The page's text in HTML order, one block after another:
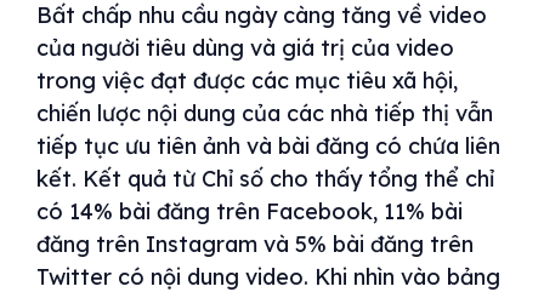
Bất chấp nhu cầu ngày càng tăng về video
của người tiêu dùng và giá trị của video
trong việc đạt được các mục tiêu xã hội,
chiến lược nội dung của các nhà tiếp thị vẫn
tiếp tục ưu tiên ảnh và bài đăng có chứa liên
kết. Kết quả từ Chỉ số cho thấy tổng thể chỉ
có 14% bài đăng trên Facebook, 11% bài
đăng trên Instagram và 5% bài đăng trên
Twitter có nội dung video. Khi nhìn vào bảng